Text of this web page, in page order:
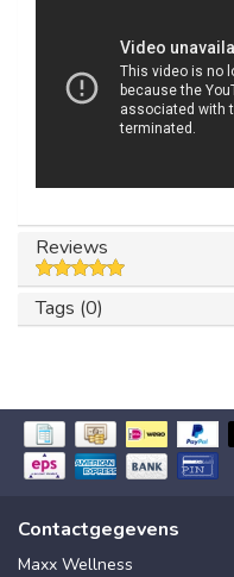
Reviews
Tags (0)
Contactgegevens
Maxx Wellness